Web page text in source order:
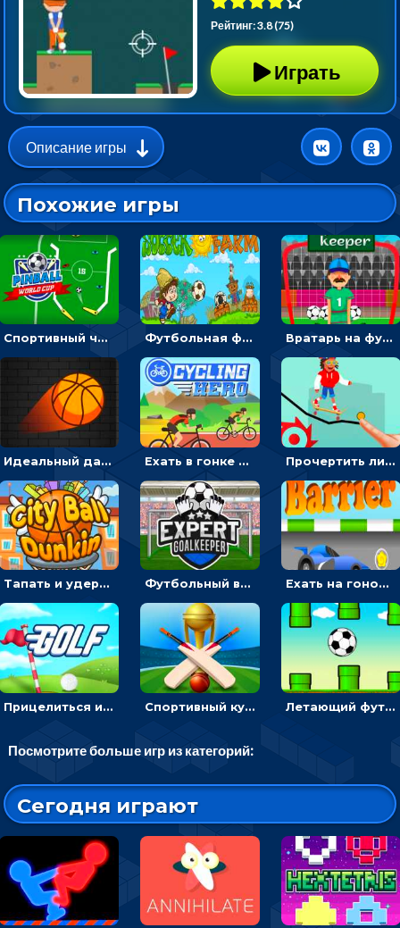
Рейтинг: 3.8 (75)
Играть
Описание игры
Похожие игры
Спортивный чемпионат по пейнтболу: ударять по ракеткам, чтобы забивать футбольный мяч в ворота Футбольная ферма: бей по мячу, чтобы забивать в ворота и ловить звезды Вратарь на футбольном поле: тапай, чтобы отбивать мячи в воротах ногами и руками - спортивные
Идеальный данк: направлять пунктир в корзину и попадать мячом Ехать в гонке на велосипедах через трамплины к финишу на скорость - спортивные Прочертить линию, чтобы проехать на скейте, через преграды к финишу - для мальчиков
Тапать и удерживать баскетбольный мяч, чтобы попадать в кольца - спортивные Футбольный вратарь: ловить мяч и отражать атаку соперника - спортивные Ехать на гоночной машине, чтобы обходить преграды и собирать звезды - для мальчиков
Прицелиться и выстрелить мячиком для гольфа, чтобы попасть в лунку - спортивные Спортивный кубок по крикету: отражать атаку и ударять по мячику битой Летающий футбольный мяч: кликать и проходить между зелеными трубами
Посмотрите больше игр из категорий:
Сегодня играют